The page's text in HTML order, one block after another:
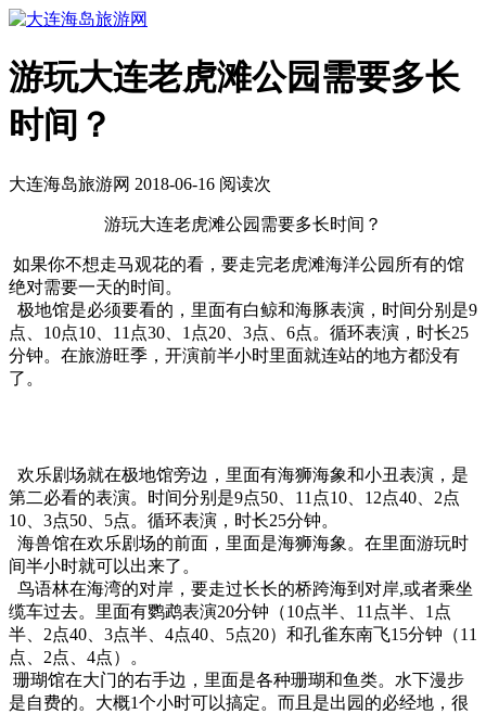
游玩大连老虎滩公园需要多长
时间？
大连海岛旅游网 2018-06-16 阅读次
游玩大连老虎滩公园需要多长时间？
如果你不想走马观花的看，要走完老虎滩海洋公园所有的馆
绝对需要一天的时间。
极地馆是必须要看的，里面有白鲸和海豚表演，时间分别是9
点、10点10、11点30、1点20、3点、6点。循环表演，时长25
分钟。在旅游旺季，开演前半小时里面就连站的地方都没有
了。
欢乐剧场就在极地馆旁边，里面有海狮海象和小丑表演，是
第二必看的表演。时间分别是9点50、11点10、12点40、2点
10、3点50、5点。循环表演，时长25分钟。
海兽馆在欢乐剧场的前面，里面是海狮海象。在里面游玩时
间半小时就可以出来了。
鸟语林在海湾的对岸，要走过长长的桥跨海到对岸,或者乘坐
缆车过去。里面有鹦鹉表演20分钟（10点半、11点半、1点
半、2点40、3点半、4点40、5点20）和孔雀东南飞15分钟（11
点、2点、4点）。
珊瑚馆在大门的右手边，里面是各种珊瑚和鱼类。水下漫步
是自费的。大概1个小时可以搞定。而且是出园的必经地，很